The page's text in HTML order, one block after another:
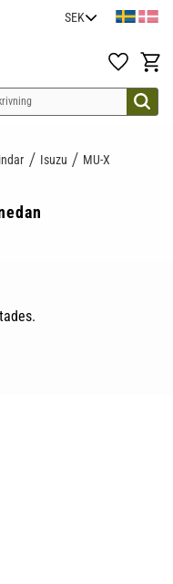
Favoriter
Isuzu MU-X